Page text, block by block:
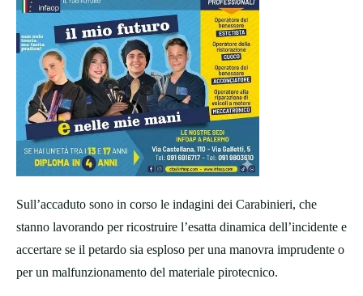
Sull’accaduto sono in corso le indagini dei Carabinieri, che
stanno lavorando per ricostruire l’esatta dinamica dell’incidente e
accertare se il petardo sia esploso per una manovra imprudente o
per un malfunzionamento del materiale pirotecnico.